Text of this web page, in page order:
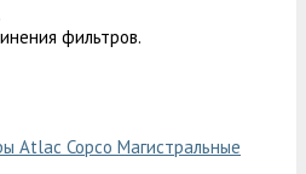
фильтров.
Магистральные